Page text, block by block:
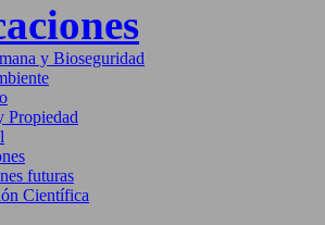
y Bioseguridad
Propiedad
futuras
Científica